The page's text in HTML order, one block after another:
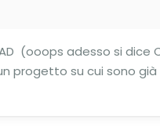
(ooops adesso si
progetto su cui sono già